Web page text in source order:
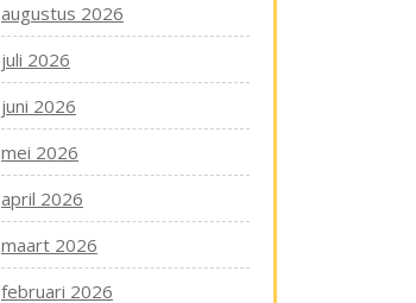
augustus 2026
juli 2026
juni 2026
mei 2026
april 2026
maart 2026
februari 2026